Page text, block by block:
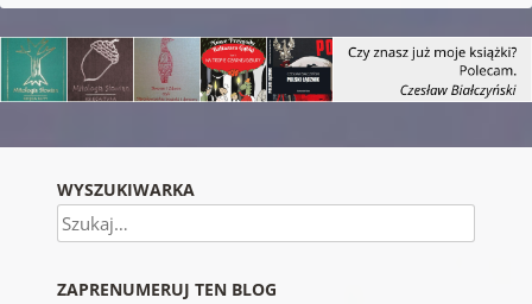
WYSZUKIWARKA
Szukaj
ZAPRENUMERUJ TEN BLOG